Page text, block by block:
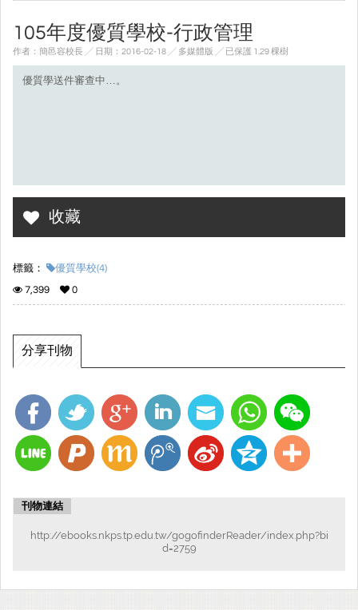
105年度優質學校-行政管理
作者：簡邑容校長 ╱ 日期：2016-02-18 ╱ 多媒體版 ╱ 已保護 1.29 棵樹
優質學送件審查中…。
收藏
標籤：
優質學校(4)
7,399
0
分享刊物
刊物連結
http://ebooks.nkps.tp.edu.tw/gogofinderReader/index.php?bi
d=2759